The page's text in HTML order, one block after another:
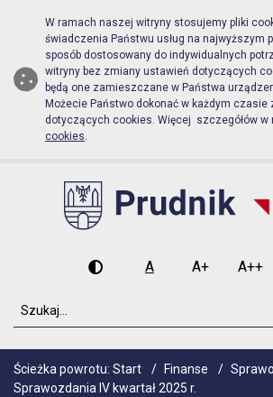
Biuletyn Informacji
Przejdź do menu głównego
Przejdź do głównej zawartości
W ramach naszej witryny stosujemy pliki
świadczenia Państwu usług na najwyższym
sposób dostosowany do indywidualnych
witryny bez zmiany ustawień dotyczących
będą one zamieszczane w Państwa
Możecie Państwo dokonać w każdym czasie
dotyczących cookies. Więcej szczegółów w
cookies.
Wysoki kontrast
A
Czcionka domyślna
A+
Czcionka
A++
Szukaj
Ścieżka powrotu: Start / Finanse /
Sprawozdania IV kwartał 2025 r.